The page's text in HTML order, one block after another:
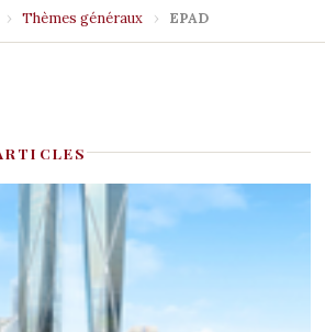
› Thèmes généraux › EPAD